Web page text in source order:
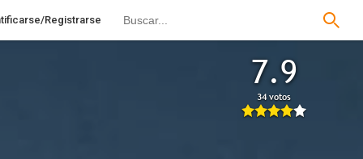
Registrarse
7.9
34 votos